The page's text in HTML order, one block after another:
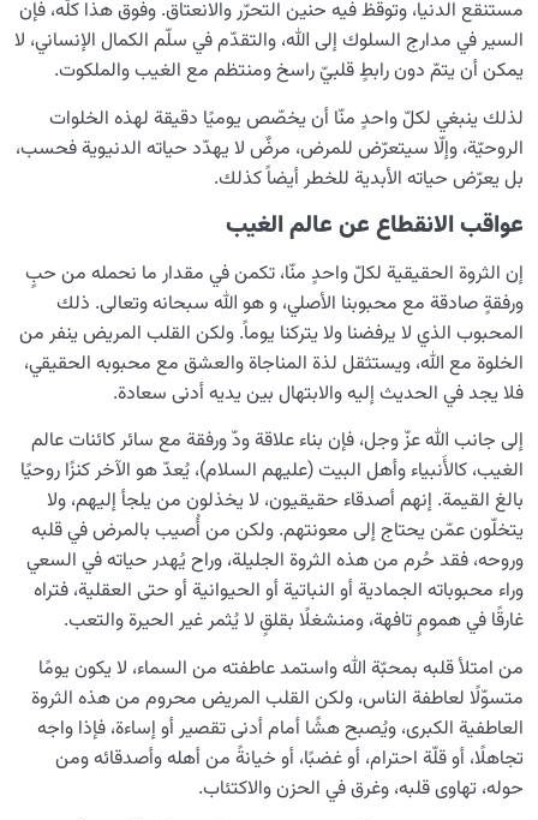
مستنقع الدنيا، وتوقظ فيه حنين التحرّر والانعتاق. وفوق هذا كلّه، فإن
السير في مدارج السلوك إلى الله، والتقدّم في سلّم الكمال الإنساني، لا
يمكن أن يتمّ دون رابطٍ قلبيّ راسخ ومنتظم مع الغيب والملكوت.
لذلك ينبغي لكلّ واحدٍ منّا أن يخصّص يوميًا دقيقة لهذه الخلوات
الروحيّة، وإلّا سيتعرّض للمرض، مرضٌ لا يهدّد حياته الدنيوية فحسب،
بل يعرّض حياته الأبدية للخطر أيضاً كذلك.
عواقب الانقطاع عن عالم الغيب
إن الثروة الحقيقية لكلّ واحدٍ منّا، تكمن في مقدار ما نحمله من حبٍ
ورفقةٍ صادقة مع محبوبنا الأصلي، و هو الله سبحانه وتعالى. ذلك
المحبوب الذي لا يرفضنا ولا يتركنا يوماً. ولكن القلب المريض ينفر من
الخلوة مع الله، ويستثقل لذة المناجاة والعشق مع محبوبه الحقيقي،
فلا يجد في الحديث إليه والابتهال بين يديه أدنى سعادة.
إلى جانب الله عزّ وجل، فإن بناء علاقة ودّ ورفقة مع سائر كائنات عالم
الغيب، كالأَنبياء وأهل البيت (عليهم السلام)، يُعدّ هو الآخر كنزًا روحيًا
بالغ القيمة. إنهم أصدقاء حقيقيون، لا يخذلون من يلجأ إليهم، ولا
يتخلّون عمّن يحتاج إلى معونتهم. ولكن من أُصيب بالمرض في قلبه
وروحه، فقد حُرم من هذه الثروة الجليلة، وراح يُهدر حياته في السعي
وراء محبوباته الجمادية أو النباتية أو الحيوانية أو حتى العقلية، فتراه
غارقًا في همومٍ تافهة، ومنشغلًا بقلقٍ لا يُثمر غير الحيرة والتعب.
من امتلأ قلبه بمحبّة الله واستمد عاطفته من السماء، لا يكون يومًا
متسوّلًا لعاطفة الناس، ولكن القلب المريض محروم من هذه الثروة
العاطفية الكبرى، ويُصبح هشًا أمام أدنى تقصير أو إساءة، فإذا واجه
تجاهلًا، أو قلّة احترام، أو غضبًا، أو خيانةً من أهله وأصدقائه ومن
حوله، تهاوى قلبه، وغرق في الحزن والاكتئاب.